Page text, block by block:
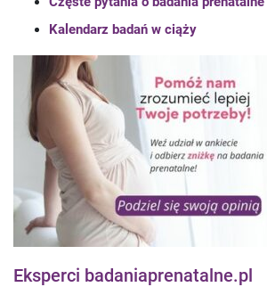
Kalendarz badań w ciąży
Eksperci badaniaprenatalne.pl